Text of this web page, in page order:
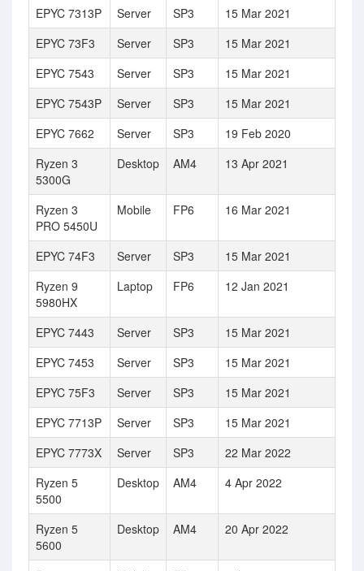
EPYC 7313P
Server SP3 15 Mar 2021
EPYC 73F3
Server SP3 15 Mar 2021
EPYC 7543
Server SP3 15 Mar 2021
EPYC 7543P
Server SP3 15 Mar 2021
EPYC 7662
Server SP3 19 Feb 2020
Ryzen 3
5300G
Desktop AM4 13 Apr 2021
Ryzen 3
PRO 5450U
Mobile FP6 16 Mar 2021
EPYC 74F3 Server SP3 15 Mar 2021
Ryzen 9
5980HX
Laptop FP6 12 Jan 2021
EPYC 7443 Server SP3 15 Mar 2021
EPYC 7453
Server SP3 15 Mar 2021
EPYC 75F3
Server SP3 15 Mar 2021
EPYC 7713P
Server SP3 15 Mar 2021
EPYC 7773X
Server SP3 22 Mar 2022
Ryzen 5
5500
Desktop AM4 4 Apr 2022
Ryzen 5
5600
Desktop AM4 20 Apr 2022